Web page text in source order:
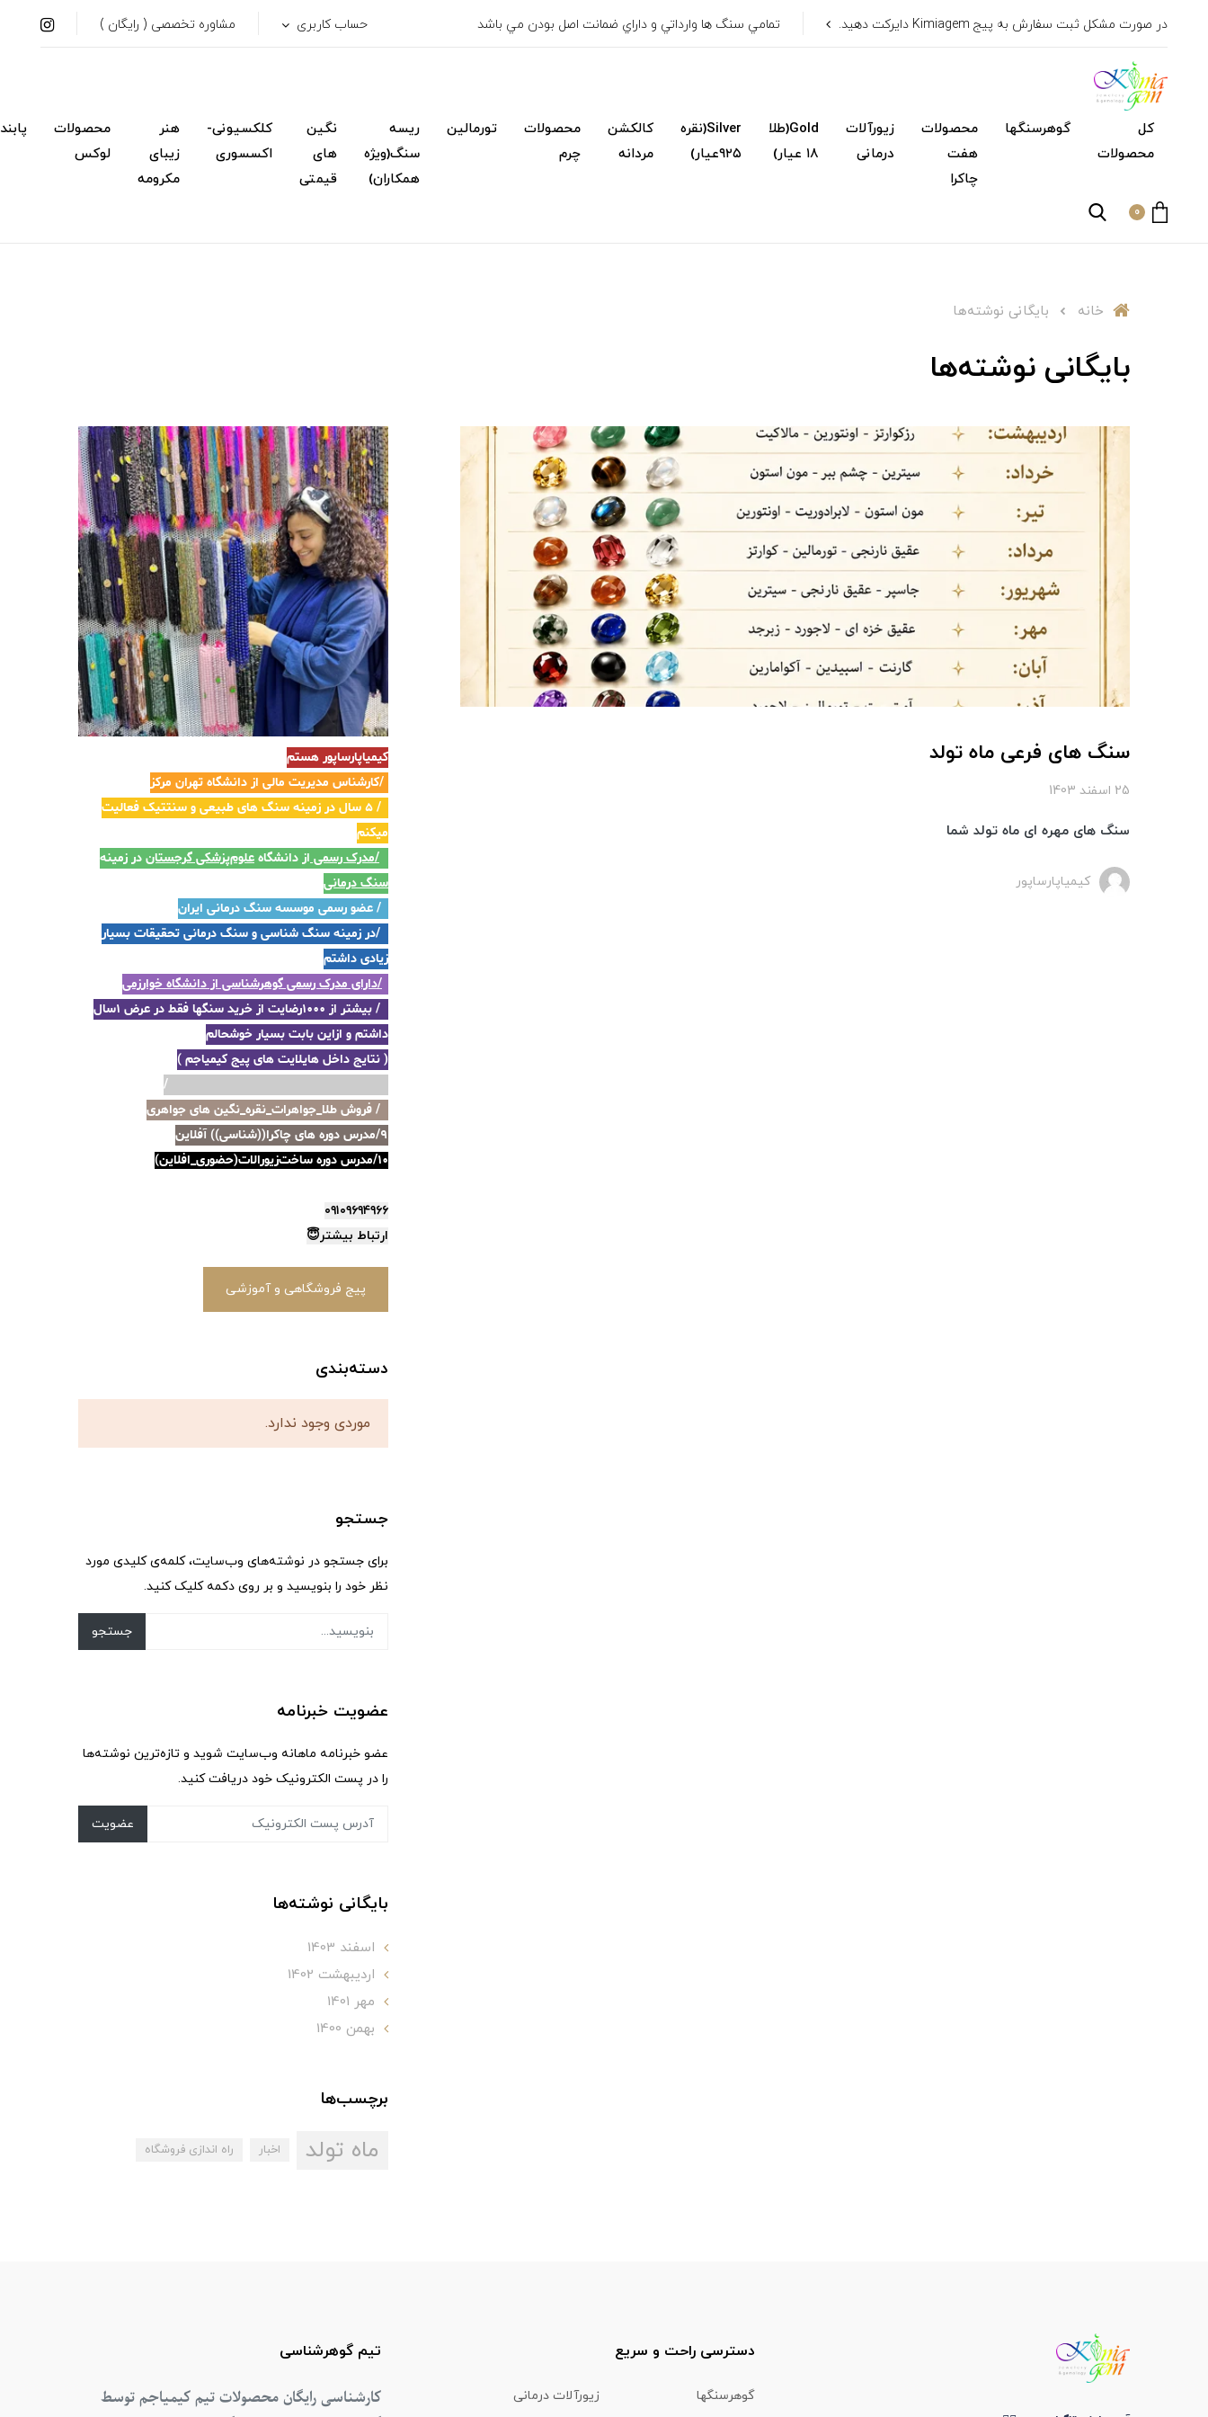
در صورت مشکل ثبت سفارش به پیج Kimiagem دایرکت دهید. تمامي سنگ ها وارداتي و داراي ضمانت اصل بودن مي باشد حساب کاربری مشاوره تخصصی ( رایگان )
کل
محصولات
گوهرسنگها
محصولات
هفت
چاکرا
زیورآلات
درمانی
Gold(طلا
۱۸ عیار)
Silver(نقره
۹۲۵عیار)
کالکشن
مردانه
محصولات
چرم
تورمالین
ریسه
سنگ(ویژه
همکاران)
نگین
های
قیمتی
کلکسیونی-
اکسسوری
هنر
زیبای
مکرومه
محصولات
لوکس
0
خانه بایگانی نوشته‌ها
بایگانی نوشته‌ها
سنگ های فرعی ماه تولد
25 اسفند 1403
سنگ های مهره ای ماه تولد شما
کیمیاپارساپور
کیمیاپارساپور هستم
۲/ ۵ سال در زمینه سنگ های طبیعی و سنتتیک فعالیت
میکنم
از دانشگاهعلوم‌پزشکی گرجستاندر زمینه
سنگ درمانی
۵/در زمینه سنگ شناسی و سنگ درمانی تحقیقات بسیار
زیادی داشتم
۷/ بیشتر از ۱۰۰۰رضایت از خرید سنگها فقط در عرض ۱سال
داشتم و ازاین بابت بسیار خوشحالم
( نتایج داخل هایلایت های پیج کیمیاجم )
۹/مدرس دوره های چاکرا((شناسی)) آفلاین
۱۰/مدرس دوره ساخت‌زیورالات(حضوری_افلاین)
۰۹۱۰۹۶۹۴۹۶۶
ارتباط‌ بیشتر😇
پیج فروشگاهی و آموزشی
دسته‌بندی
موردی وجود ندارد.
جستجو
برای جستجو در نوشته‌های وب‌سایت، کلمه‌ی کلیدی مورد
نظر خود را بنویسید و بر روی دکمه کلیک کنید.
جستجو
عضویت خبرنامه
عضو خبرنامه ماهانه وب‌سایت شوید و تازه‌ترین نوشته‌ها
را در پست الکترونیک خود دریافت کنید.
عضویت
بایگانی نوشته‌ها
اسفند 1403
ارديبهشت 1402
مهر 1401
بهمن 1400
برچسب‌ها
ماه تولد اخبار راه اندازی فروشگاه
دسترسی راحت و سریع
گوهرسنگها زیورآلات درمانی
تیم گوهرشناسی
کارشناسی رایگان محصولات تیم کیمیاجم توسط